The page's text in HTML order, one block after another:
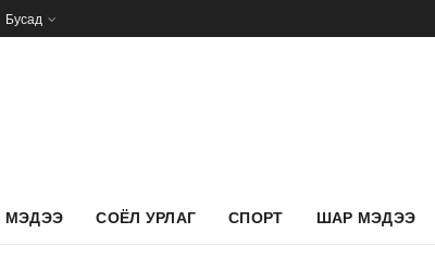
Бусад
МЭДЭЭ СОЁЛ УРЛАГ СПОРТ ШАР МЭДЭЭ